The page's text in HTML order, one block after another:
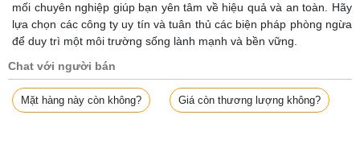
mối chuyên nghiệp giúp bạn yên tâm về hiệu quả và an toàn. Hãy
lựa chọn các công ty uy tín và tuân thủ các biện pháp phòng ngừa
để duy trì một môi trường sống lành mạnh và bền vững.
Chat với người bán
Mặt hàng này còn không? Giá còn thương lượng không?